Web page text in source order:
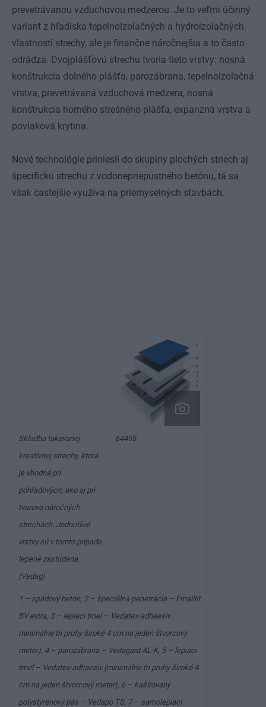
prevetrávanou vzduchovou medzerou. Je to veľmi účinný
variant z hľadiska tepelnoizolačných a hydroizolačných
vlastností strechy, ale je finančne náročnejšia a to často
odrádza. Dvojplášťovú strechu tvoria tieto vrstvy: nosná
konštrukcia dolného plášťa, parozábrana, tepelnoizolačná
vrstva, prevetrávaná vzduchová medzera, nosná
konštrukcia horného strešného plášťa, expanzná vrstva a
povlaková krytina.
Nové technológie priniesli do skupiny plochých striech aj
špecifickú strechu z vodonepriepustného betónu, tá sa
však častejšie využíva na priemyselných stavbách.
Skladba takzvanej
kreatívnej strechy, ktorá
je vhodná pri
pohľadových, ako aj pri
tvarovo náročných
strechách. Jednotlivé
vrstvy sú v tomto prípade
lepené zastudena.
(Vedag)
64495
1 – spádový betón, 2 – špeciálna penetrácia – Emaillit
BV extra, 3 – lepiaci tmel – Vedatex-adhaesiv
minimálne tri pruhy široké 4 cm na jeden štvorcový
meter), 4 – parozábrana – Vedagard AL-K, 5 – lepiaci
tmel – Vedatex-adhaesiv (minimálne tri pruhy široké 4
cm na jeden štvorcový meter), 6 – kašírovaný
polystyrénový pás – Vedapo TS, 7 – samolepiaci